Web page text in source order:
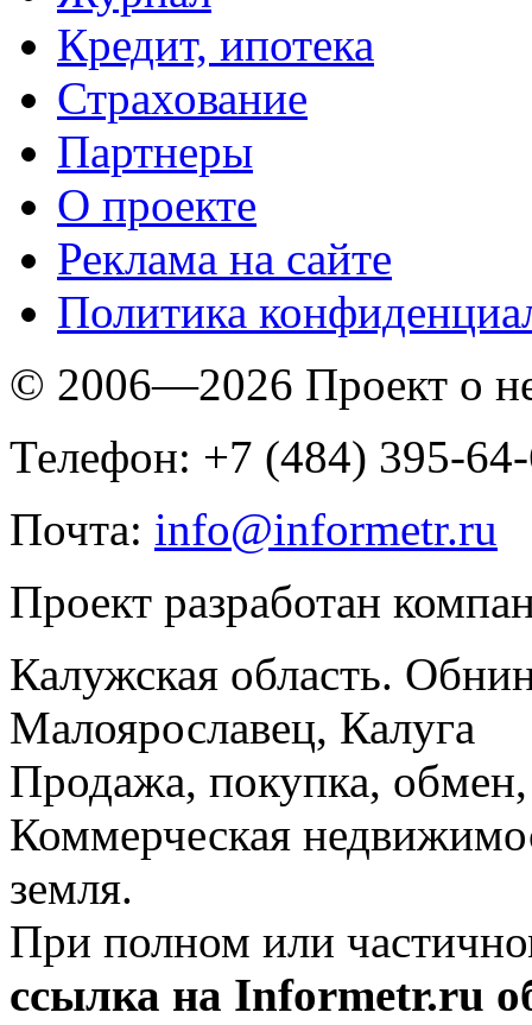
Кредит, ипотека
Страхование
Партнеры
O проекте
Реклама на сайте
Политика
© 2006—2026 Проект о
Телефон: +7 (484) 395-
Почта: info@informetr.ru
Проект разработан
Калужская область.
Малоярославец, Калуга
Продажа, покупка, обмен,
Коммерческая
земля.
При полном или
ссылка на Informetr.ru